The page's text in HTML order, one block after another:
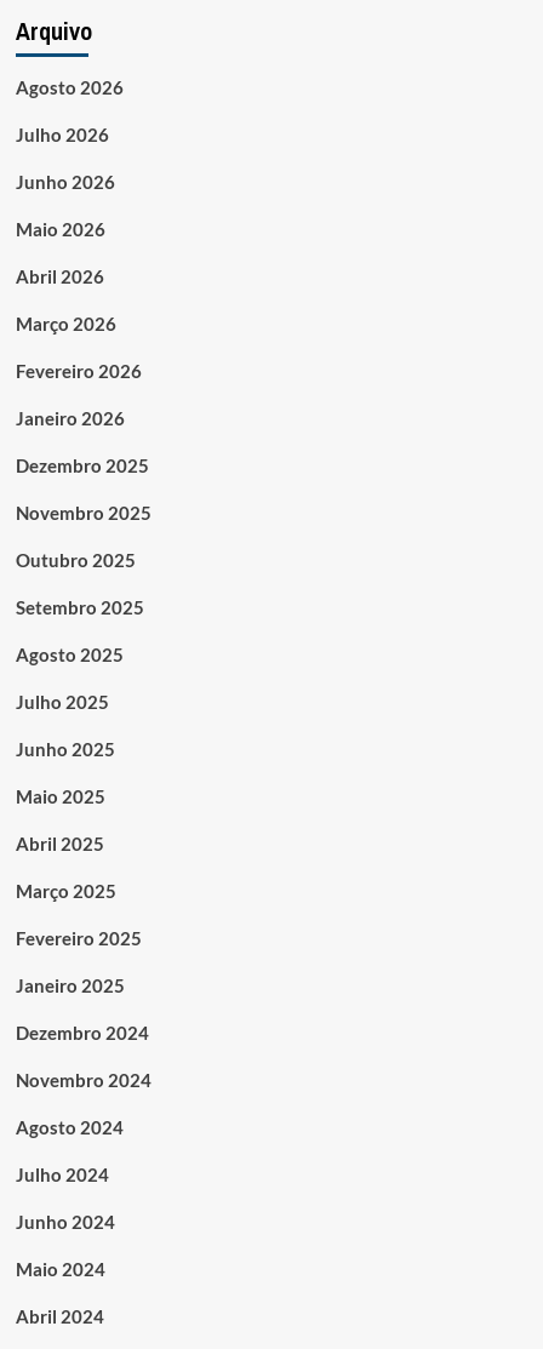
Arquivo
Agosto 2026
Julho 2026
Junho 2026
Maio 2026
Abril 2026
Março 2026
Fevereiro 2026
Janeiro 2026
Dezembro 2025
Novembro 2025
Outubro 2025
Setembro 2025
Agosto 2025
Julho 2025
Junho 2025
Maio 2025
Abril 2025
Março 2025
Fevereiro 2025
Janeiro 2025
Dezembro 2024
Novembro 2024
Agosto 2024
Julho 2024
Junho 2024
Maio 2024
Abril 2024